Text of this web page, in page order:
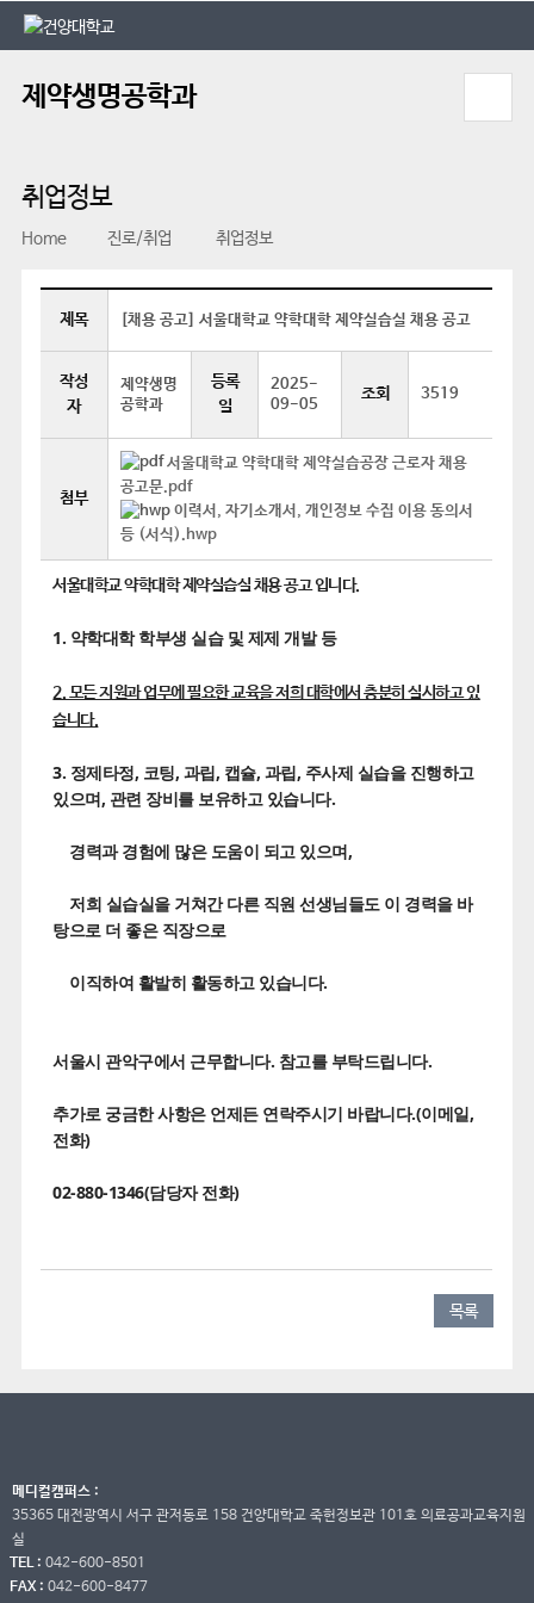
본문 바로가기
대메뉴 바로가기
제약생명공학과
취업정보
Home 진로/취업 취업정보
제목 [채용 공고] 서울대학교 약학대학 제약실습실 채용 공고
작성
자
제약생명
공학과
등록
일
2025-
09-05
조회 3519
첨부
서울대학교 약학대학 제약실습공장 근로자 채용
공고문.pdf
이력서, 자기소개서, 개인정보 수집 이용 동의서
등 (서식).hwp
서울대학교 약학대학 제약실습실 채용 공고 입니다.
1. 약학대학 학부생 실습 및 제제 개발 등
2. 모든 지원과 업무에 필요한 교육을 저희 대학에서 충분히 실시하고 있
습니다.
3. 정제타정, 코팅, 과립, 캡슐, 과립, 주사제 실습을 진행하고
있으며, 관련 장비를 보유하고 있습니다.
경력과 경험에 많은 도움이 되고 있으며,
저희 실습실을 거쳐간 다른 직원 선생님들도 이 경력을 바
탕으로 더 좋은 직장으로
이직하여 활발히 활동하고 있습니다.
서울시 관악구에서 근무합니다. 참고를 부탁드립니다.
추가로 궁금한 사항은 언제든 연락주시기 바랍니다.(이메일,
전화)
02-880-1346(담당자 전화)
목록
메디컬캠퍼스 :
35365 대전광역시 서구 관저동로 158 건양대학교 죽헌정보관 101호 의료공과교육지원
실
TEL : 042-600-8501
FAX : 042-600-8477